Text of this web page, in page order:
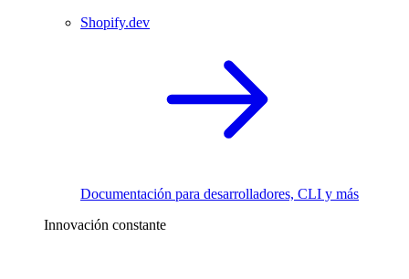
Shopify.dev
Documentación para desarrolladores, CLI y más
Innovación constante